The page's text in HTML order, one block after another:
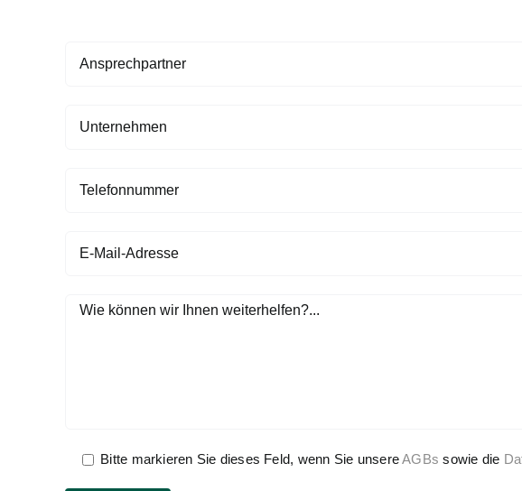
Bitte markieren Sie dieses Feld, wenn Sie unsereAGBs sowie die